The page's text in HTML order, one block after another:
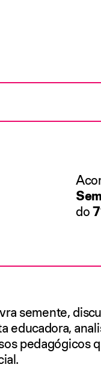
do
semente,
educadora,
pedagógicos